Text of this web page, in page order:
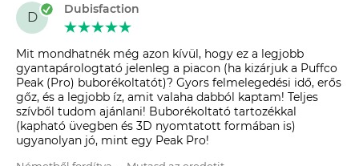
D
Dubisfaction
Mit mondhatnék még azon kívül, hogy ez a legjobb
gyantapárologtató jelenleg a piacon (ha kizárjuk a Puffco
Peak (Pro) buborékoltatót)? Gyors felmelegedési idő, erős
gőz, és a legjobb íz, amit valaha dabból kaptam! Teljes
szívből tudom ajánlani! Buborékoltató tartozékkal
(kapható üvegben és 3D nyomtatott formában is)
ugyanolyan jó, mint egy Peak Pro!